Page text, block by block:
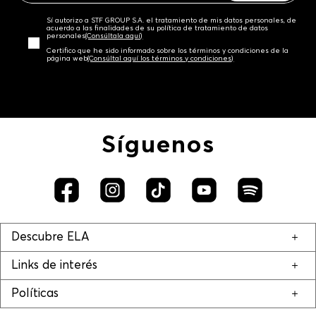
Sí autorizo a STF GROUP S.A. el tratamiento de mis datos personales, de
acuerdo a las finalidades de su política de tratamiento de datos
personales‎(Consúltala aquí)
Certifico que he sido informado sobre los términos y condiciones de la
página web‎(Consúltal aquí los términos y condiciones)
Síguenos
Descubre ELA
Links de interés
Políticas